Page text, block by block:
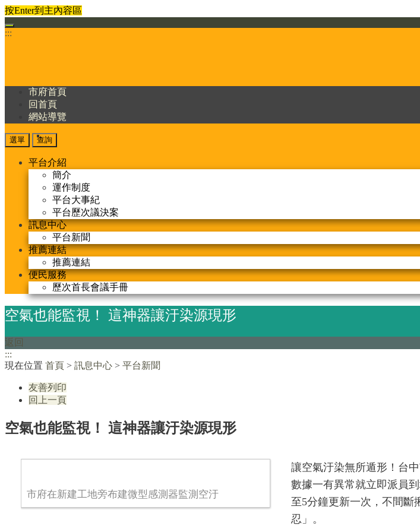
按Enter到主內容區
:::
市府首頁
回首頁
網站導覽
選單 查詢
平台介紹
簡介
運作制度
平台大事紀
平台歷次議決案
訊息中心
平台新聞
推薦連結
推薦連結
便民服務
歷次首長會議手冊
空氣也能監視！ 這神器讓汙染源現形
返回
:::
現在位置 首頁 > 訊息中心 > 平台新聞
友善列印
回上一頁
空氣也能監視！ 這神器讓汙染源現形
市府在新建工地旁布建微型感測器監測空汙
讓空氣汙染無所遁形！台
數據一有異常就立即派員
至5分鐘更新一次，不間斷
忍」。